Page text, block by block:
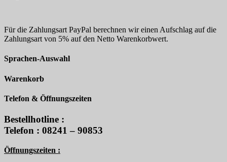
Für die Zahlungsart PayPal berechnen wir einen Aufschlag auf die
Zahlungsart von 5% auf den Netto Warenkorbwert.
Sprachen-Auswahl
Warenkorb
Telefon & Öffnungszeiten
Bestellhotline :
Telefon : 08241 – 90853
Öffnungszeiten :